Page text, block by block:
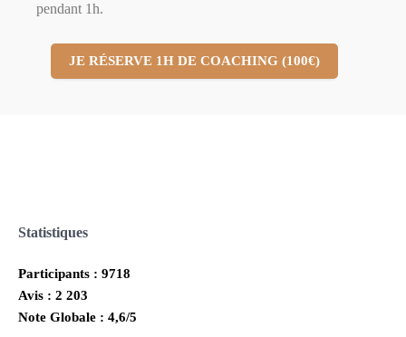
pendant 1h.
JE RÉSERVE 1H DE COACHING (100€)
Statistiques
Participants : 9718
Avis : 2 203
Note Globale : 4,6/5